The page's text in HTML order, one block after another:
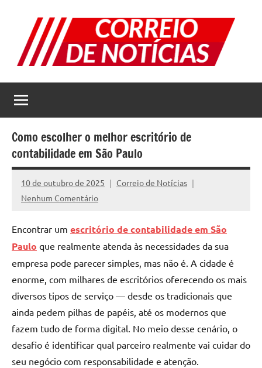
conteúdo
Correio
de
Notícias
as
melhores
notícias
internet
Como escolher o melhor escritório de
contabilidade em São Paulo
10 de outubro de 2025
Correio de Notícias
Nenhum Comentário
Encontrar um escritório de contabilidade em São
Paulo que realmente atenda às necessidades da sua
empresa pode parecer simples, mas não é. A cidade é
enorme, com milhares de escritórios oferecendo os mais
diversos tipos de serviço — desde os tradicionais que
ainda pedem pilhas de papéis, até os modernos que
fazem tudo de forma digital. No meio desse cenário, o
desafio é identificar qual parceiro realmente vai cuidar do
seu negócio com responsabilidade e atenção.